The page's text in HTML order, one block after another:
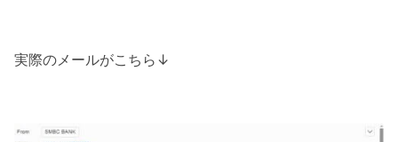
実際のメールがこちら↓